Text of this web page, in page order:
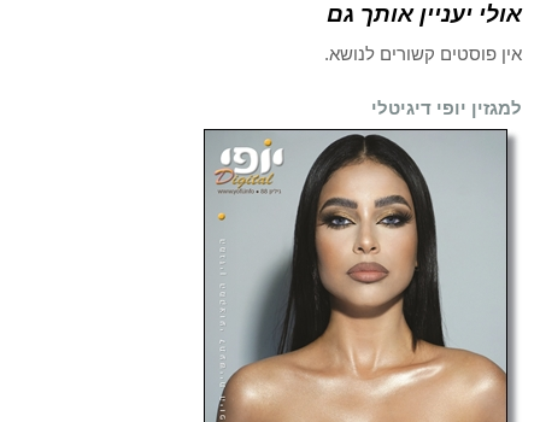
אולי יעניין אותך גם
אין פוסטים קשורים לנושא.
למגזין יופי דיגיטלי